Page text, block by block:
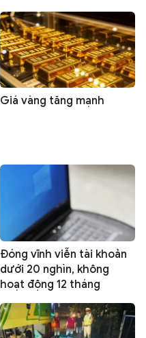
Giá vàng tăng mạnh
Đóng vĩnh viễn tài khoản
dưới 20 nghìn, không
hoạt động 12 tháng